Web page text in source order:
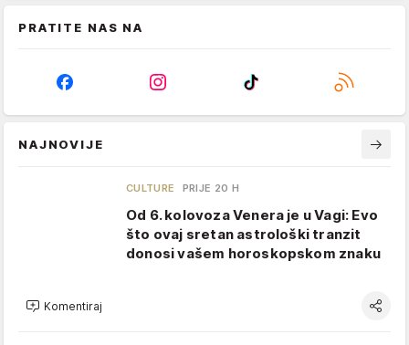
PRATITE NAS NA
NAJNOVIJE
CULTURE PRIJE 20 H
Od 6. kolovoza Venera je u Vagi: Evo
što ovaj sretan astrološki tranzit
donosi vašem horoskopskom znaku
Komentiraj